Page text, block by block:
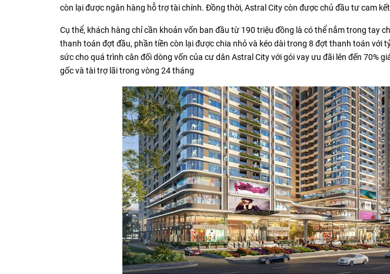
còn lại được ngân hàng hỗ trợ tài chính. Đồng thời, Astral City còn được chủ đầu tư cam
Cụ thể, khách hàng chỉ cần khoản vốn ban đầu từ 190 triệu đồng là có thể nắm trong tay
thanh toán đợt đầu, phần tiền còn lại được chia nhỏ và kéo dài trong 8 đợt thanh toán với
sức cho quá trình cân đối dòng vốn của cư dân Astral City với gói vay ưu đãi lên đến 70%
gốc và tài trợ lãi trong vòng 24 tháng